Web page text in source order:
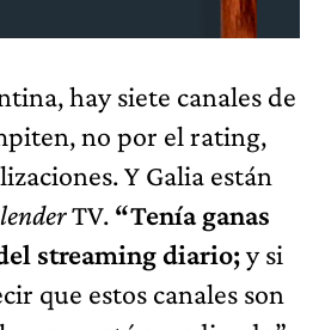
hay siete canales de
no por el rating,
Y Galia están
TV. “Tenía ganas
streaming diario;y si
que estos canales son